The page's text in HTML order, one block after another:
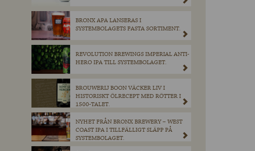
BRONX APA LANSERAS I
SYSTEMBOLAGETS FASTA SORTIMENT.
REVOLUTION BREWINGS IMPERIAL ANTI-
HERO IPA TILL SYSTEMBOLAGET.
BROUWERIJ BOON VÄCKER LIV I
HISTORISKT ÖLRECEPT MED RÖTTER I
1500-TALET.
NYHET FRÅN BRONX BREWERY – WEST
COAST IPA I TILLFÄLLIGT SLÄPP PÅ
SYSTEMBOLAGET.